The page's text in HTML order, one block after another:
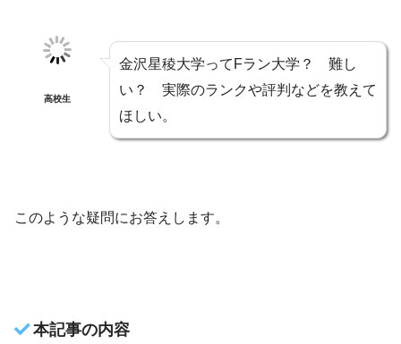
高校生
金沢星稜大学ってFラン大学？ 難し
い？ 実際のランクや評判などを教えて
ほしい。
このような疑問にお答えします。
本記事の内容